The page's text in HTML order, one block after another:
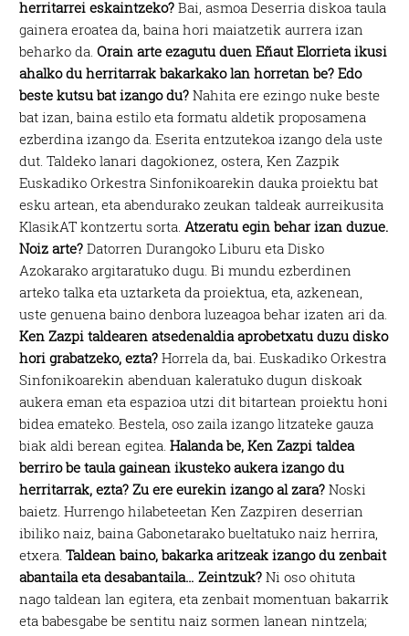
herritarrei eskaintzeko?Bai, asmoa Deserria diskoa taula
gainera eroatea da, baina hori maiatzetik aurrera izan
beharko da.Orain arte ezagutu duen Eñaut Elorrieta ikusi
ahalko du herritarrak bakarkako lan horretan be? Edo
beste kutsu bat izango du?Nahita ere ezingo nuke beste
bat izan, baina estilo eta formatu aldetik proposamena
ezberdina izango da. Eserita entzutekoa izango dela uste
dut. Taldeko lanari dagokionez, ostera, Ken Zazpik
Euskadiko Orkestra Sinfonikoarekin dauka proiektu bat
esku artean, eta abendurako zeukan taldeak aurreikusita
KlasikAT kontzertu sorta.Atzeratu egin behar izan duzue.
Noiz arte?Datorren Durangoko Liburu eta Disko
Azokarako argitaratuko dugu. Bi mundu ezberdinen
arteko talka eta uztarketa da proiektua, eta, azkenean,
uste genuena baino denbora luzeagoa behar izaten ari da.
Ken Zazpi taldearen atsedenaldia aprobetxatu duzu disko
hori grabatzeko, ezta?Horrela da, bai. Euskadiko Orkestra
Sinfonikoarekin abenduan kaleratuko dugun diskoak
aukera eman eta espazioa utzi dit bitartean proiektu honi
bidea emateko. Bestela, oso zaila izango litzateke gauza
biak aldi berean egitea.Halanda be, Ken Zazpi taldea
berriro be taula gainean ikusteko aukera izango du
herritarrak, ezta? Zu ere eurekin izango al zara? Noski
baietz. Hurrengo hilabeteetan Ken Zazpiren deserrian
ibiliko naiz, baina Gabonetarako bueltatuko naiz herrira,
etxera.Taldean baino, bakarka aritzeak izango du zenbait
abantaila eta desabantaila… Zeintzuk?Ni oso ohituta
nago taldean lan egitera, eta zenbait momentuan bakarrik
eta babesgabe be sentitu naiz sormen lanean nintzela;